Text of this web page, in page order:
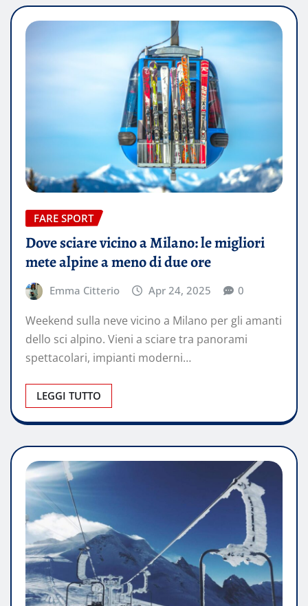
FARE SPORT
Dove sciare vicino a Milano: le migliori
mete alpine a meno di due ore
Emma Citterio Apr 24, 2025 0
Weekend sulla neve vicino a Milano per gli amanti
dello sci alpino. Vieni a sciare tra panorami
spettacolari, impianti moderni…
LEGGI TUTTO